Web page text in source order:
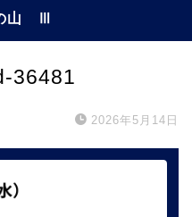
山 Ⅲ
36481
2026年5月14日